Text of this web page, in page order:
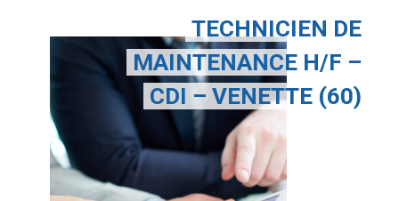
TECHNICIEN DE
MAINTENANCE H/F –
CDI – VENETTE (60)